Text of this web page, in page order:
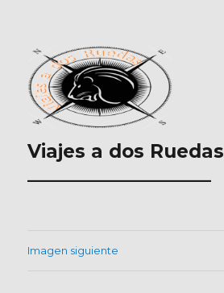
Viajes a dos Ruedas
___________________
Imagen siguiente